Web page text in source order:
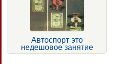
Автоспорт это
недешовое занятие